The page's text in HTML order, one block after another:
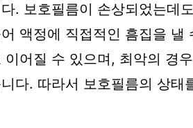
. 보호필름이 손상되었는데
액정에 직접적인 흠집을
이어질 수 있으며, 최악의 경
다. 따라서 보호필름의 상태